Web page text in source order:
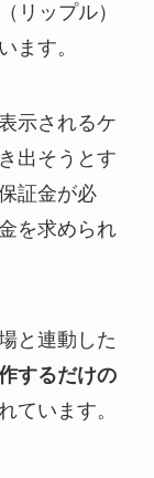
リップル）
ます。
示されるケ
出そうとす
証金が必
を求められ
と連動した
するだけの
ています。